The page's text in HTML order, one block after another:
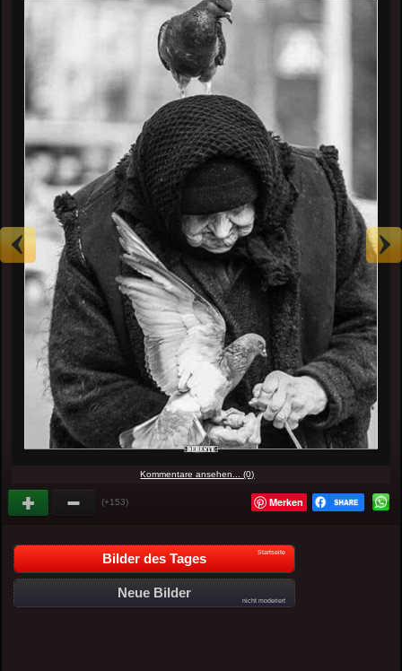
Kommentare ansehen... (0)
(+153) Merken
Bilder des Tages Startseite
Neue Bilder
nicht moderiert